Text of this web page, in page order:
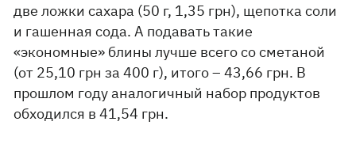
две ложки сахара (50 г, 1,35 грн), щепотка соли
и гашенная сода. А подавать такие
«экономные» блины лучше всего со сметаной
(от 25,10 грн за 400 г), итого – 43,66 грн. В
прошлом году аналогичный набор продуктов
обходился в 41,54 грн.